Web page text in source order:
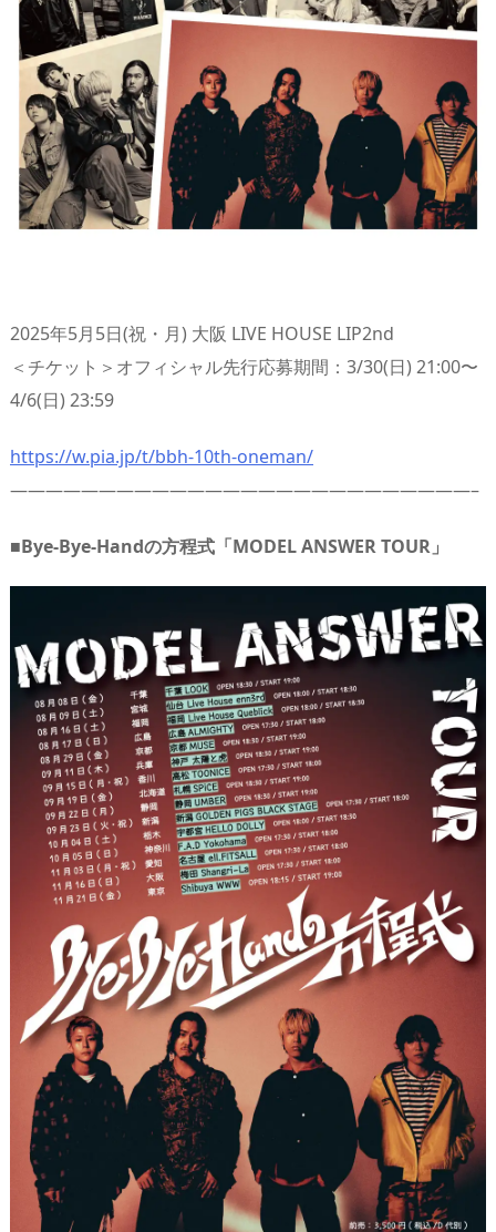
2025年5月5日(祝・月) 大阪 LIVE HOUSE LIP2nd
＜チケット＞オフィシャル先行応募期間：3/30(日) 21:00〜
4/6(日) 23:59
https://w.pia.jp/t/bbh-10th-oneman/
——————————————————————————–
■Bye-Bye-Handの方程式「MODEL ANSWER TOUR」